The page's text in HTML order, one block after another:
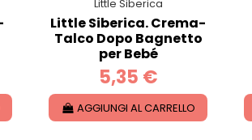
Little Siberica
Little Siberica. Crema-
Talco Dopo Bagnetto
per Bebé
5,35 €
AGGIUNGI AL CARRELLO